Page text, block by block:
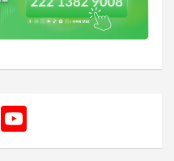
X
o